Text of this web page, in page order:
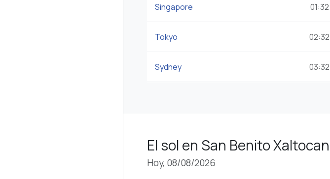
Singapore 01:32
Tokyo 02:32
Sydney 03:32
El sol en San Benito Xaltocan
Hoy, 08/08/2026